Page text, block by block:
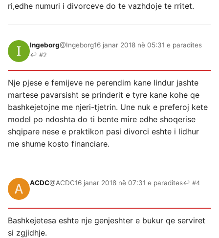
ri,edhe numuri i divorceve do te vazhdoje te rritet.
Ingeborg@Ingeborg16 janar 2018 në 05:31 e paradites
↩ #2
Nje pjese e femijeve ne perendim kane lindur jashte
martese pavarsisht se prinderit e tyre kane kohe qe
bashkejetojne me njeri-tjetrin. Une nuk e preferoj kete
model po ndoshta do ti bente mire edhe shoqerise
shqipare nese e praktikon pasi divorci eshte i lidhur
me shume kosto financiare.
ACDC@ACDC16 janar 2018 në 07:31 e paradites↩ #4
Bashkejetesa eshte nje genjeshter e bukur qe serviret
si zgjidhje.